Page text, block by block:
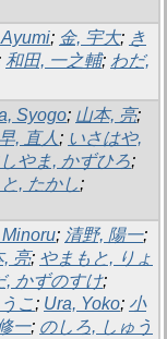
; 金, 宇大; き
和田, 一之輔; わだ,
Syogo; 山本, 亮;
, 直人 ; いさはや,
やま, かずひろ;
, たかし;
; 清野, 陽一;
, 亮; やまもと, りょ
, かずのすけ;
こ; Ura, Yoko; 小
一; のしろ, しゅう